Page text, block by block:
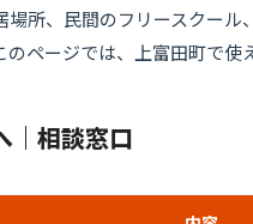
場所、民間のフリースクー
ページでは、上富田町で使
｜相談窓口